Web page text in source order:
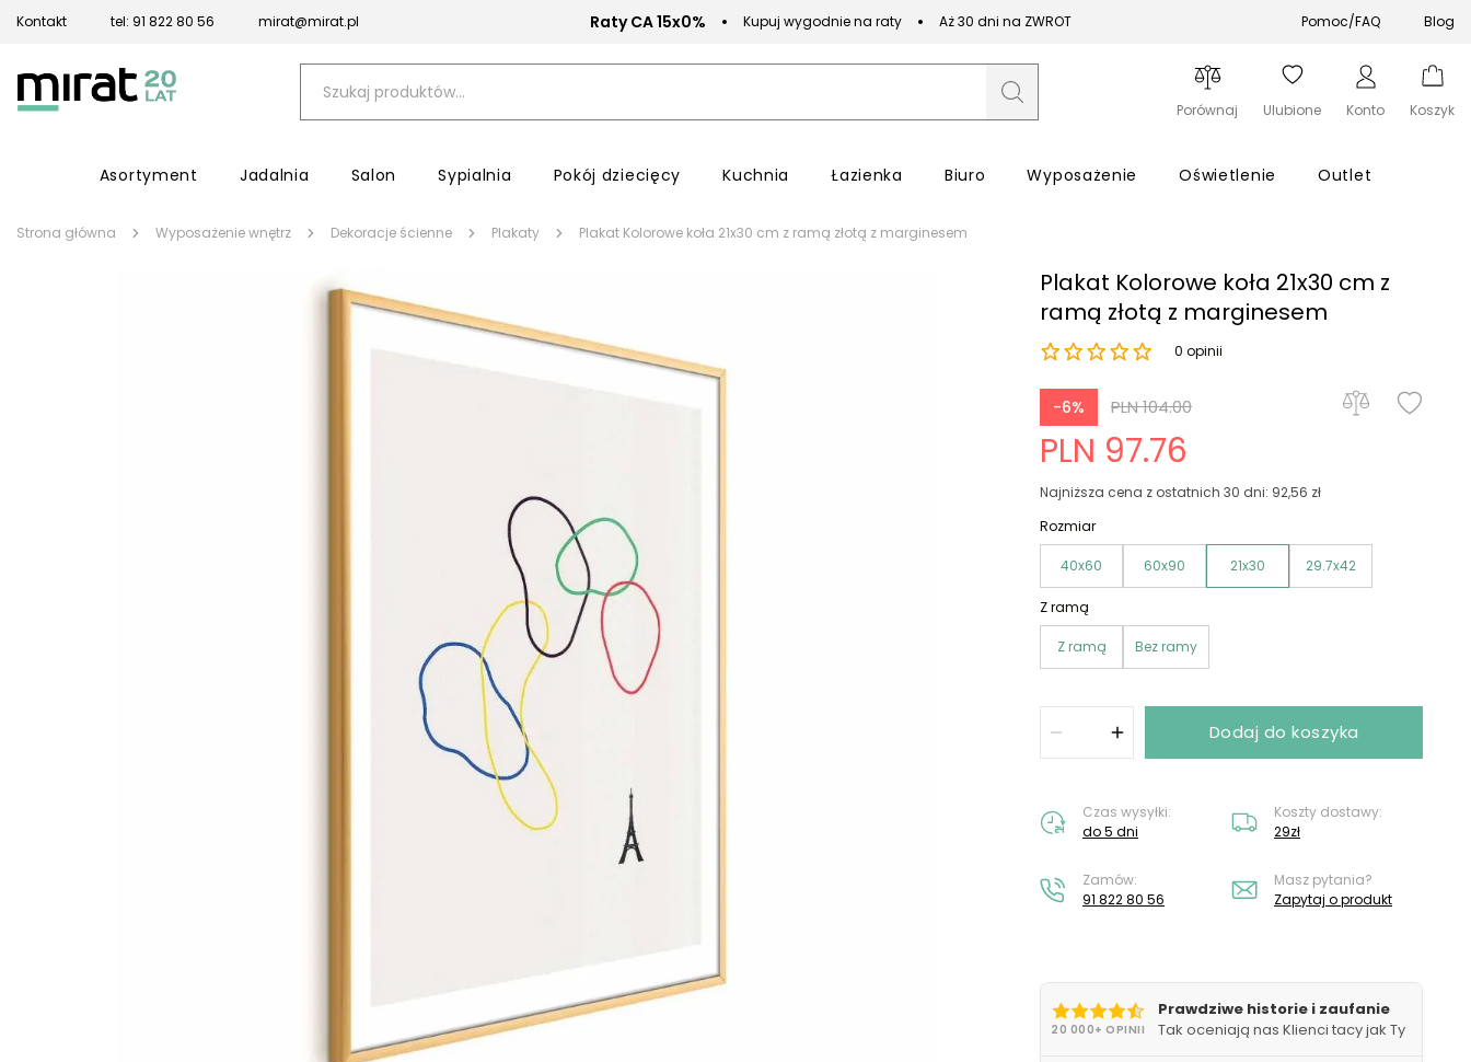
Kontakt tel: 91 822 80 56 mirat@mirat.pl Raty CA 15x0% Kupuj wygodnie na raty Aż 30 dni na ZWROT Pomoc/FAQ Blog
Porównaj Ulubione Konto
Zapomniałeś hasła?
Nie masz konta? Załóż konto
Koszyk
Asortyment Jadalnia Salon Sypialnia Pokój dziecięcy Kuchnia Łazienka Biuro Wyposażenie Oświetlenie Outlet
Strona główna Wyposażenie wnętrz Dekoracje ścienne Plakaty Plakat Kolorowe koła 21x30 cm z ramą złotą z marginesem
Plakat Kolorowe koła 21x30 cm z
ramą złotą z marginesem
0 opinii
-6% PLN 104.00
PLN 97.76
Najniższa cena z ostatnich 30 dni: 92,56 zł
Rozmiar
40x60 60x90 21x30 29.7x42
Z ramą
Z ramą Bez ramy
Dodaj do koszyka
Czas wysyłki:
do 5 dni
Koszty dostawy:
29zł
Zamów:
91 822 80 56
Masz pytania?
Zapytaj o produkt
20 000+ OPINII
Prawdziwe historie i zaufanie
Tak oceniają nas Klienci tacy jak Ty